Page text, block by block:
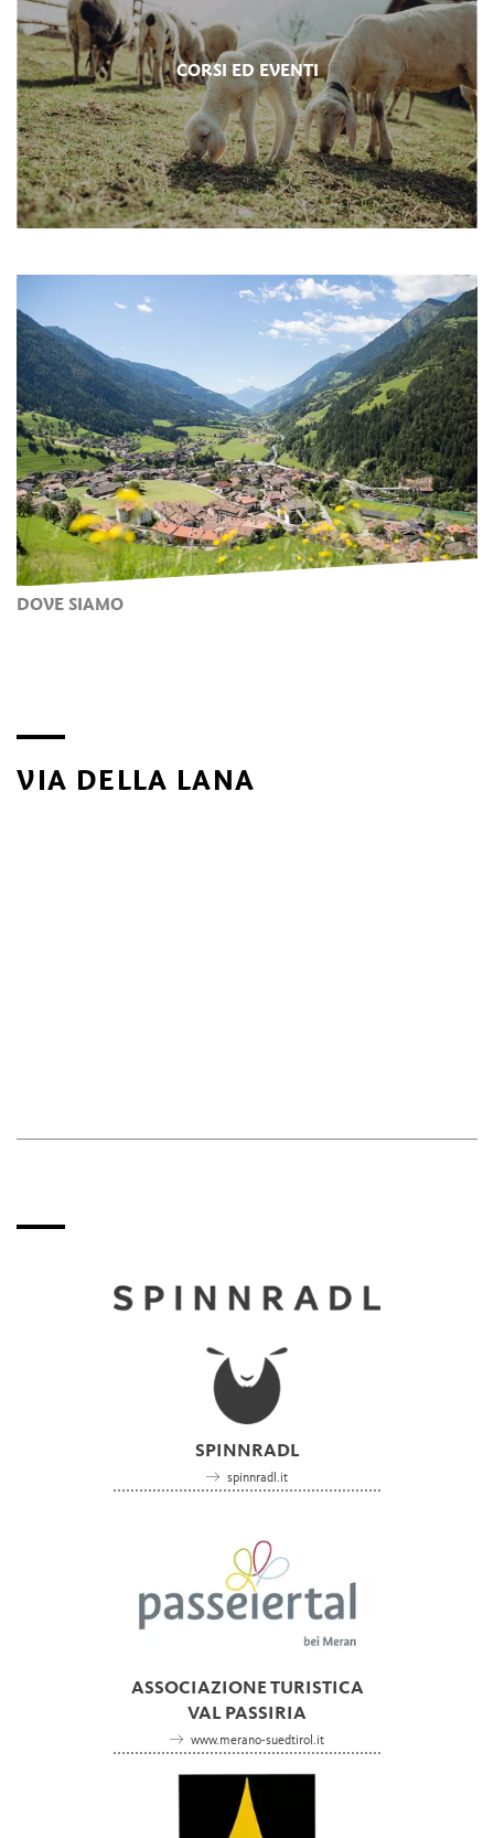
CORSI ED EVENTI
DOVE SIAMO
VIA DELLA LANA
SPINNRADL
spinnradl.it
ASSOCIAZIONE TURISTICA
VAL PASSIRIA
www.merano-suedtirol.it